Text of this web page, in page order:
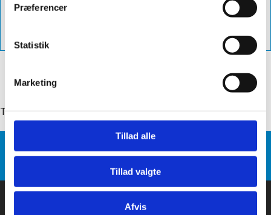
Præferencer
Statistik
Marketing
Tillad alle
Tillad valgte
Afvis
Tilbage til: sabetoflex flex inddækning gasaftræk
Produkt varianter
SabetoFLEX flex inddækning gasaftræk Ø125 5-45°